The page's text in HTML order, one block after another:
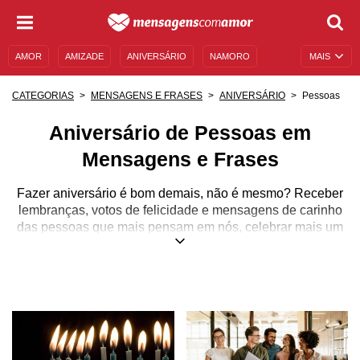
MAIS
AMOR AMIZADE ANIVERSÁRIO NAMORO
CATEGORIAS MENSAGENS E FRASES ANIVERSÁRIO Pessoas
Aniversário de Pessoas em
Mensagens e Frases
Fazer aniversário é bom demais, não é mesmo? Receber
lembranças, votos de felicidade e mensagens de carinho
das pessoas que mais pensam em nós, celebrar mais um
ano de vida com uma bela festa ou apenas desejar o
Se você quer ver as pessoas que ama ainda mais felizes
nessa data tão especial, que tal enviar emocionantes
mensagens de aniversário a elas? Pode contar conosco